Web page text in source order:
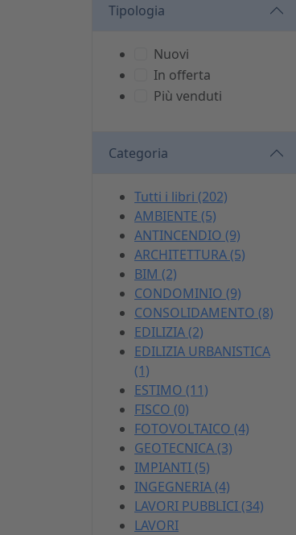
Tipologia
Nuovi
In offerta
Più venduti
Categoria
Tutti i libri (202)
AMBIENTE (5)
ANTINCENDIO (9)
ARCHITETTURA (5)
BIM (2)
CONDOMINIO (9)
CONSOLIDAMENTO (8)
EDILIZIA (2)
EDILIZIA URBANISTICA
(1)
ESTIMO (11)
FISCO (0)
FOTOVOLTAICO (4)
GEOTECNICA (3)
IMPIANTI (5)
INGEGNERIA (4)
LAVORI PUBBLICI (34)
LAVORI